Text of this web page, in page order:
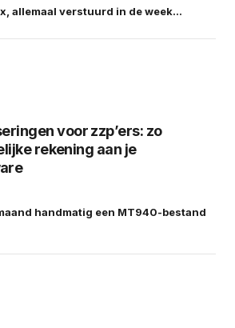
allemaal verstuurd in de week…
voor zzp’ers: zo
rekening aan je
handmatig een MT940-bestand